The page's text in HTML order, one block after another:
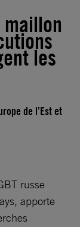
les
de l’Est et
russe
apporte